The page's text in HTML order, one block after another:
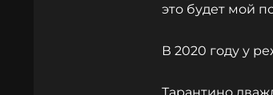
это будет мой
В 2020 году у